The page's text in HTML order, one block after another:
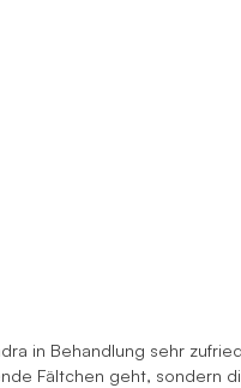
in Behandlung sehr
Fältchen geht, sondern